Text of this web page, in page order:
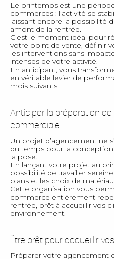
Le printemps est une
commerces : l’activité se
laissant encore la possibilité
amont de la rentrée.
C’est le moment idéal pour
votre point de vente, définir
les interventions sans
intenses de votre activité.
En anticipant, vous
en véritable levier de
mois suivants.
Anticiper la préparation
commerciale
Un projet d’agencement ne
du temps pour la
la pose.
En lançant votre projet au
possibilité de travailler
plans et les choix de
Cette organisation vous
commerce entièrement
rentrée, prêt à accueillir vos
environnement.
Être prêt pour accueillir
Préparer votre agencement